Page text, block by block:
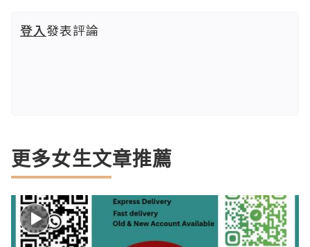
登入發表評論
更多女生文章推薦